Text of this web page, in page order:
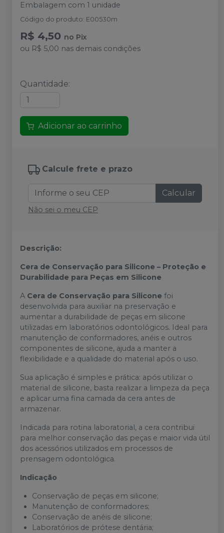
Embalagem com 1 unidade
Código do produto: E00530m
R$ 4,50 no Pix
ou R$ 5,00 nas demais condições
Quantidade:
Adicionar ao carrinho
Calcule frete e prazo
Calcular
Não sei o meu CEP
Descrição:
Cera de Conservação para Silicone – Proteção e
Durabilidade para Peças em Silicone
A Cera de Conservação para Silicone foi
desenvolvida para auxiliar na preservação e
aumentar a durabilidade de peças em silicone
utilizadas em laboratórios odontológicos. Ideal para
manutenção de conformadores, anéis e outros
componentes de silicone, ajuda a manter a
flexibilidade e a qualidade do material após o uso.
Sua aplicação é simples e prática: após utilizar o
material de silicone, basta realizar a limpeza da peça
e aplicar uma fina camada da cera antes de
armazenar.
Indicada para rotina laboratorial, a cera contribui
para melhor conservação das peças e maior vida útil
dos acessórios utilizados em processos de
prensagem odontológica.
Indicação
Conservação de peças em silicone;
Manutenção de conformadores;
Conservação de anéis de silicone;
Laboratórios de prótese dentária;